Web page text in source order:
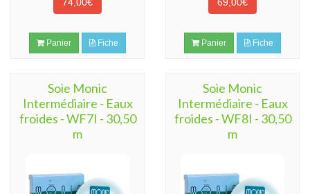
Panier Fiche Panier Fiche
Soie Monic
Intermédiaire - Eaux
froides - WF7I - 30,50
m
Soie Monic
Intermédiaire - Eaux
froides - WF8I - 30,50
m